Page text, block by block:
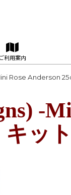
ご利用案内
Rose Anderson
-
ット